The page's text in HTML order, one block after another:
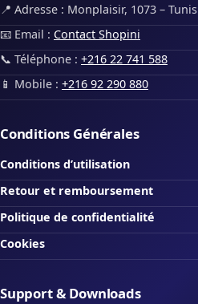
📍 Adresse : Monplaisir, 1073 – Tunis
📧 Email : Contact Shopini
📞 Téléphone : +216 22 741 588
📱 Mobile : +216 92 290 880
Conditions Générales
Conditions d’utilisation
Retour et remboursement
Politique de confidentialité
Cookies
Support & Downloads